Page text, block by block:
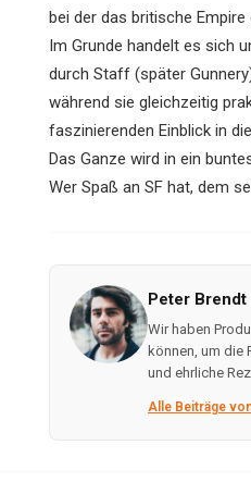
bei der das britische
Im Grunde handelt es sich
durch Staff (später
während sie gleichzeitig
faszinierenden Einblick in
Das Ganze wird in ein
Wer Spaß an SF hat, dem
Peter Brendt
Wir haben
können, um die
und ehrliche
Alle Beiträge